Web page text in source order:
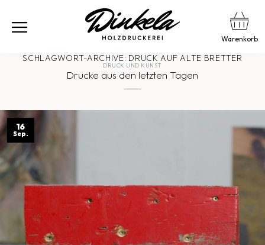
Warenkorb
SCHLAGWORT-ARCHIVE: DRUCK AUF ALTE BRETTER
DRUCK UND KUNST
Drucke aus den letzten Tagen
16
Sep.